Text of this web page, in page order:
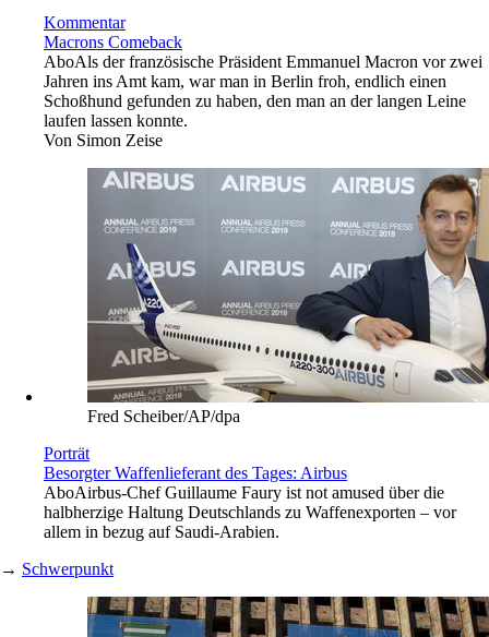
Kommentar
Macrons Comeback
AboAls der französische Präsident Emmanuel Macron vor zwei
Jahren ins Amt kam, war man in Berlin froh, endlich einen
Schoßhund gefunden zu haben, den man an der langen Leine
laufen lassen konnte.
Von Simon Zeise
Fred Scheiber/AP/dpa
Porträt
Besorgter Waffenlieferant des Tages: Airbus
AboAirbus-Chef Guillaume Faury ist not amused über die
halbherzige Haltung Deutschlands zu Waffenexporten – vor
allem in bezug auf Saudi-Arabien.
→ Schwerpunkt